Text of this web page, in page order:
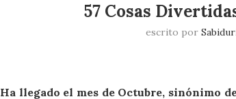
57 Cosas
escrito por
Ha llegado el mes de Octubre, sinónimo